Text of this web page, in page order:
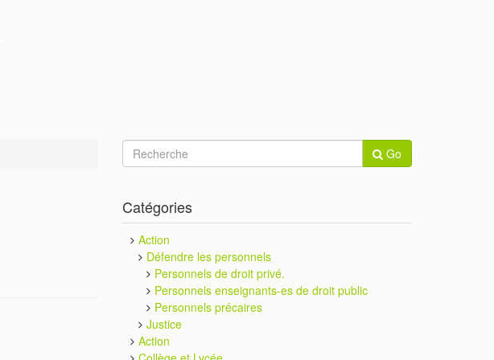
Go
Catégories
Action
Défendre les personnels
Personnels de droit privé.
Personnels enseignants-es de droit public
Personnels précaires
Justice
Action